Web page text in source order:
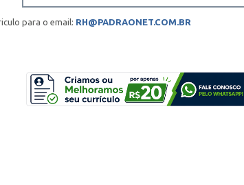
para o email: RH@PADRAONET.COM.BR